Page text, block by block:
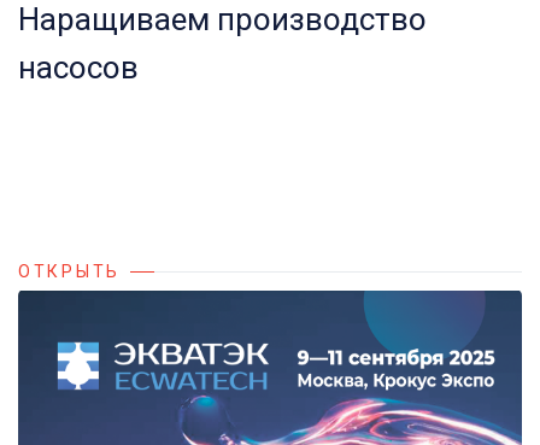
Наращиваем производство
насосов
ОТКРЫТЬ